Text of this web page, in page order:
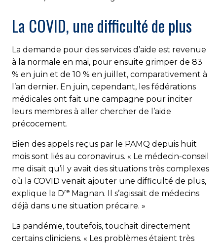
La COVID, une difficulté de plus
La demande pour des services d’aide est revenue
à la normale en mai, pour ensuite grimper de 83
% en juin et de 10 % en juillet, comparativement à
l’an dernier. En juin, cependant, les fédérations
médicales ont fait une campagne pour inciter
leurs membres à aller chercher de l’aide
précocement.
Bien des appels reçus par le PAMQ depuis huit
mois sont liés au coronavirus. « Le médecin-conseil
me disait qu’il y avait des situations très complexes
où la COVID venait ajouter une difficulté de plus,
explique la Dre Magnan. Il s’agissait de médecins
déjà dans une situation précaire. »
La pandémie, toutefois, touchait directement
certains cliniciens. « Les problèmes étaient très